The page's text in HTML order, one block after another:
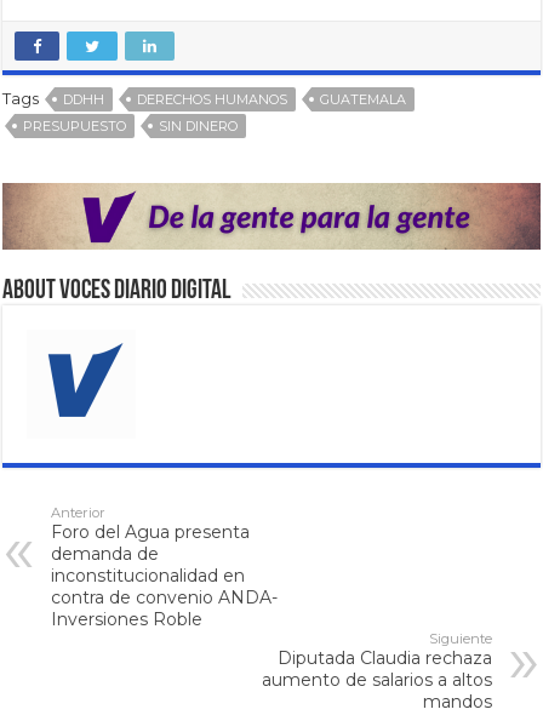
Tags DDHH DERECHOS HUMANOS
GUATEMALA
PRESUPUESTO
SIN DINERO
About VOCES Diario digital
Anterior
Foro del Agua presenta
demanda de
inconstitucionalidad en
contra de convenio ANDA-
Inversiones Roble
Siguiente
Diputada Claudia rechaza
aumento de salarios a altos
mandos